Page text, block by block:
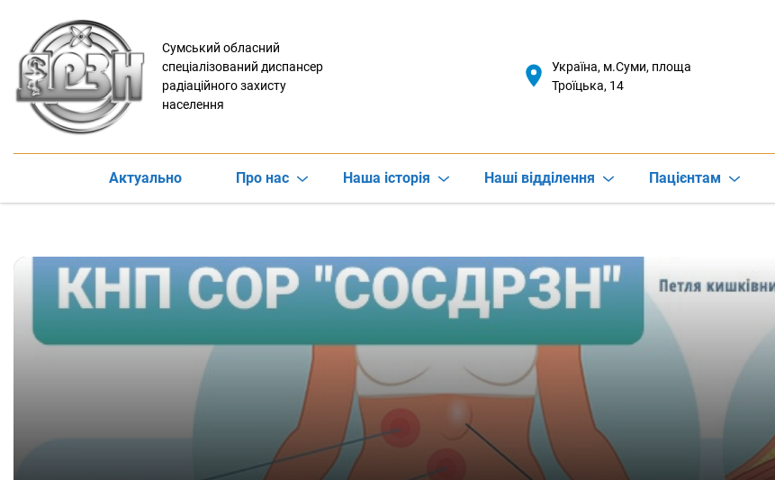
Сумський обласний
спеціалізований диспансер
радіаційного захисту
населення
Україна, м.Суми, площа
Троїцька, 14
Актуально Про нас Наша історія Наші відділення Пацієнтам